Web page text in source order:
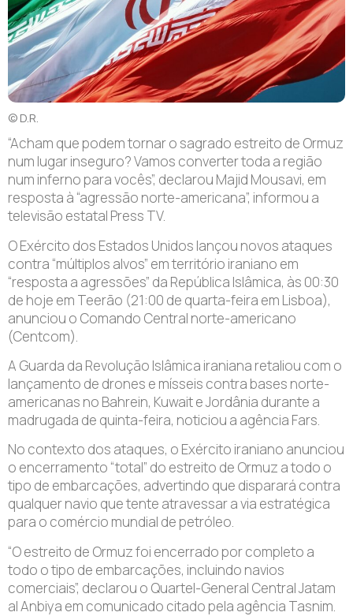
© D.R.
“Acham que podem tornar o sagrado estreito de Ormuz
num lugar inseguro? Vamos converter toda a região
num inferno para vocês”, declarou Majid Mousavi, em
resposta à “agressão norte-americana”, informou a
televisão estatal Press TV.
O Exército dos Estados Unidos lançou novos ataques
contra “múltiplos alvos” em território iraniano em
“resposta a agressões” da República Islâmica, às 00:30
de hoje em Teerão (21:00 de quarta-feira em Lisboa),
anunciou o Comando Central norte-americano
(Centcom).
A Guarda da Revolução Islâmica iraniana retaliou com o
lançamento de drones e mísseis contra bases norte-
americanas no Bahrein, Kuwait e Jordânia durante a
madrugada de quinta-feira, noticiou a agência Fars.
No contexto dos ataques, o Exército iraniano anunciou
o encerramento “total” do estreito de Ormuz a todo o
tipo de embarcações, advertindo que disparará contra
qualquer navio que tente atravessar a via estratégica
para o comércio mundial de petróleo.
“O estreito de Ormuz foi encerrado por completo a
todo o tipo de embarcações, incluindo navios
comerciais”, declarou o Quartel-General Central Jatam
al Anbiya em comunicado citado pela agência Tasnim.